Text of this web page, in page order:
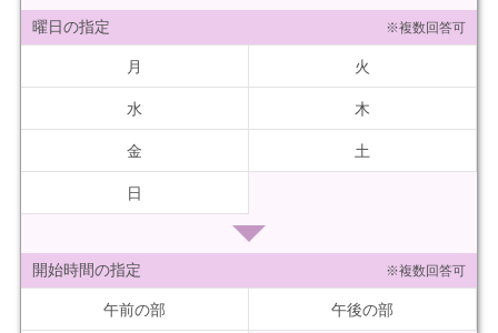
曜日の指定 ※複数回答可
月 火
水 木
金 土
日
開始時間の指定 ※複数回答可
午前の部 午後の部